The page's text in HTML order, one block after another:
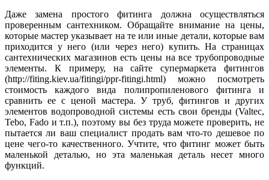
Даже замена простого фитинга должна осуществляться
проверенным сантехником. Обращайте внимание на цены,
которые мастер указывает на те или иные детали, которые вам
приходится у него (или через него) купить. На страницах
сантехнических магазинов есть цены на все трубопроводные
элементы. К примеру, на сайте супермаркета фитингов
(http://fiting.kiev.ua/fitingi/ppr-fitingi.html) можно посмотреть
стоимость каждого вида полипропиленового фитинга и
сравнить ее с ценой мастера. У труб, фитингов и других
элементов водопроводной системы есть свои бренды (Valtec,
Tebo, Fado и т.п.), поэтому вы без труда можете проверить, не
пытается ли ваш специалист продать вам что-то дешевое по
цене чего-то качественного. Учтите, что фитинг может быть
маленькой деталью, но эта маленькая деталь несет много
функций.